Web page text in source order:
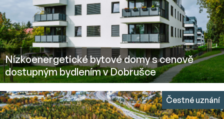
Nízkoenergetické bytové domy s cenově
dostupným bydlením v Dobrušce
Čestné uznání